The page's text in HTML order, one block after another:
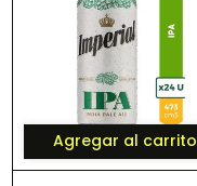
Agregar al carrito